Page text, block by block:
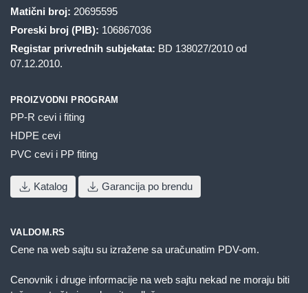
Matični broj: 20695595
Poreski broj (PIB): 106867036
Registar privrednih subjekata: BD 138027/2010 od
07.12.2010.
PROIZVODNI PROGRAM
PP-R cevi i fiting
HDPE cevi
PVC cevi i PP fiting
Katalog Garancija po brendu
VALDOM.RS
Cene na web sajtu su izražene sa uračunatim PDV-om.
Cenovnik i druge informacije na web sajtu nekad ne moraju biti